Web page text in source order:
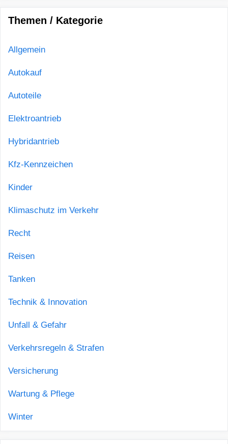
Themen / Kategorie
Allgemein
Autokauf
Autoteile
Elektroantrieb
Hybridantrieb
Kfz-Kennzeichen
Kinder
Klimaschutz im Verkehr
Recht
Reisen
Tanken
Technik & Innovation
Unfall & Gefahr
Verkehrsregeln & Strafen
Versicherung
Wartung & Pflege
Winter